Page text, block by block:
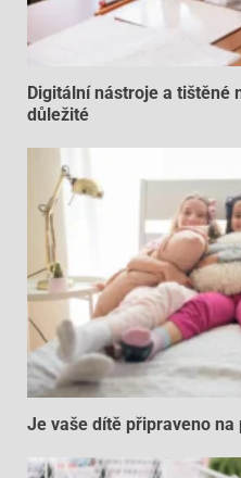
Digitální nástroje a tištěné
důležité
Je vaše dítě připraveno na